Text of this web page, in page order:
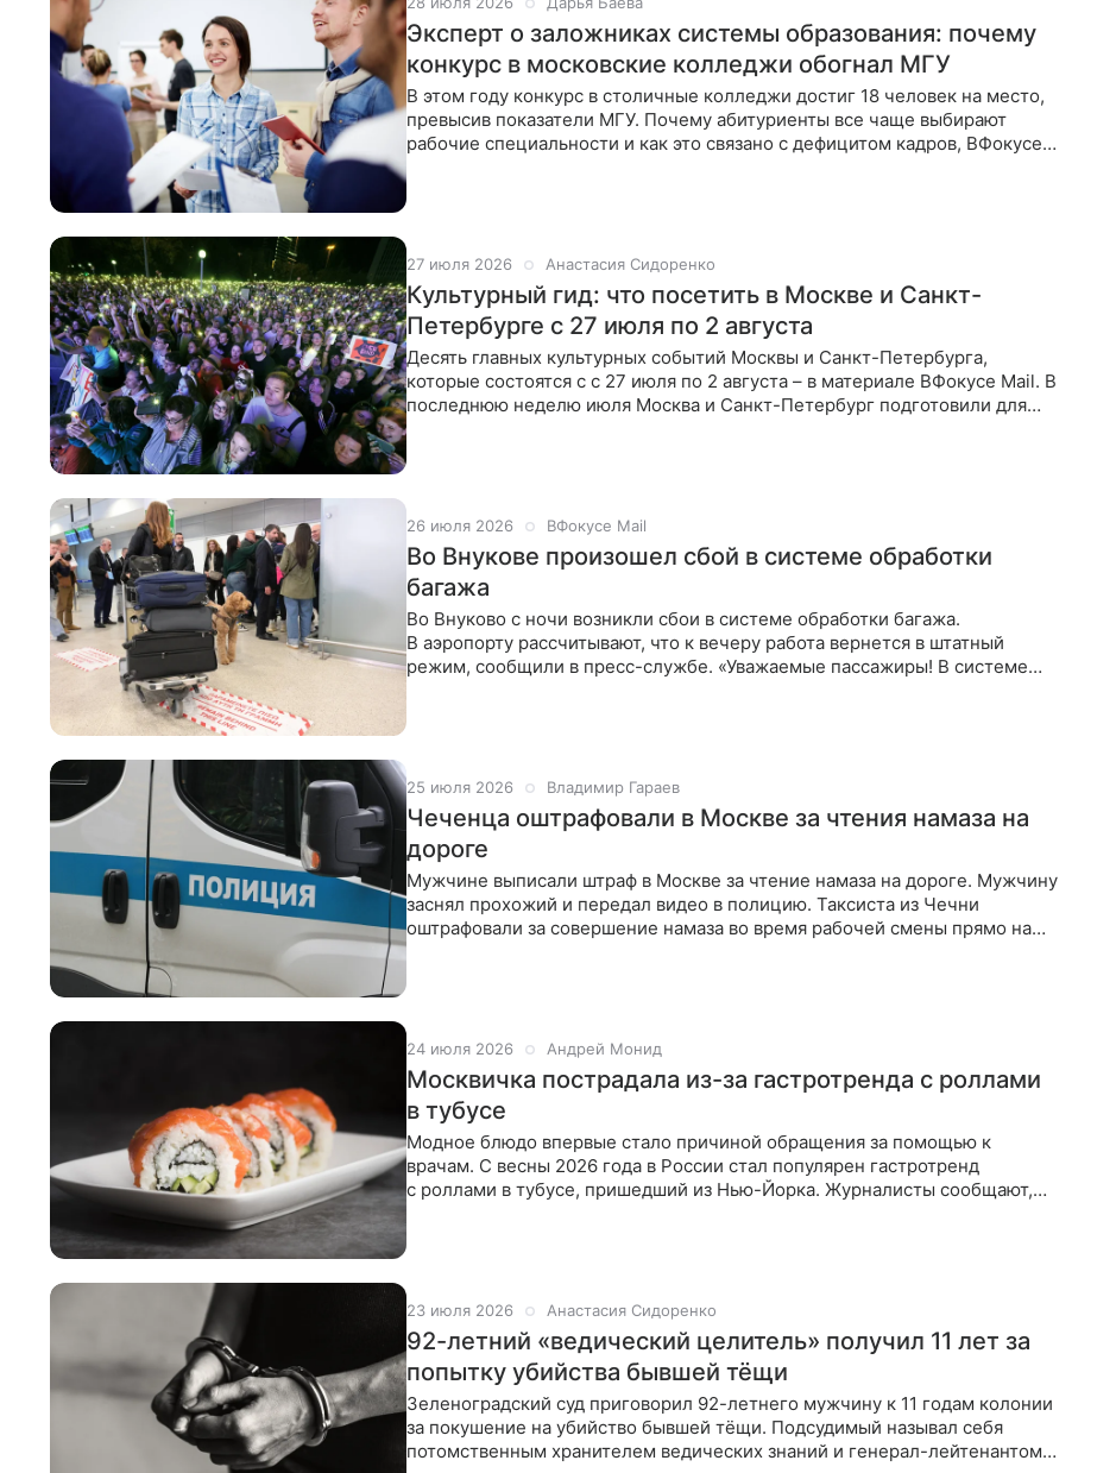
Эксперт о заложниках системы образования: почему
конкурс в московские колледжи обогнал МГУ
В этом году конкурс в столичные колледжи достиг 18 человек на место,
превысив показатели МГУ. Почему абитуриенты все чаще выбирают
рабочие специальности и как это связано с дефицитом кадров, ВФокусе
27 июля 2026 Анастасия Сидоренко
Культурный гид: что посетить в Москве и Санкт-
Петербурге с 27 июля по 2 августа
Десять главных культурных событий Москвы и Санкт-Петербурга,
которые состоятся с с 27 июля по 2 августа – в материале ВФокусе Mail. В
последнюю неделю июля Москва и Санкт-Петербург подготовили для
26 июля 2026 ВФокусе Mail
Во Внукове произошел сбой в системе обработки
багажа
Во Внуково с ночи возникли сбои в системе обработки багажа.
В аэропорту рассчитывают, что к вечеру работа вернется в штатный
режим, сообщили в пресс-службе. «Уважаемые пассажиры! В системе
25 июля 2026 Владимир Гараев
Чеченца оштрафовали в Москве за чтения намаза на
дороге
Мужчине выписали штраф в Москве за чтение намаза на дороге. Мужчину
заснял прохожий и передал видео в полицию. Таксиста из Чечни
оштрафовали за совершение намаза во время рабочей смены прямо на
24 июля 2026 Андрей Монид
Москвичка пострадала из-за гастротренда с роллами
в тубусе
Модное блюдо впервые стало причиной обращения за помощью к
врачам. С весны 2026 года в России стал популярен гастротренд
с роллами в тубусе, пришедший из Нью-Йорка. Журналисты сообщают,
23 июля 2026 Анастасия Сидоренко
92-летний «ведический целитель» получил 11 лет за
попытку убийства бывшей тёщи
Зеленоградский суд приговорил 92-летнего мужчину к 11 годам колонии
за покушение на убийство бывшей тёщи. Подсудимый называл себя
потомственным хранителем ведических знаний и генерал-лейтенантом